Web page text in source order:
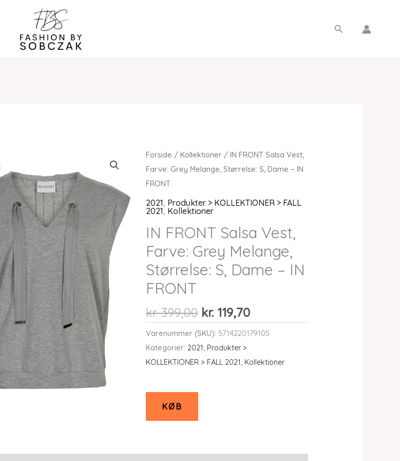
Søg
Forside /Kollektioner / IN FRONT Salsa Vest,
Farve: Grey Melange, Størrelse: S, Dame – IN
FRONT
2021, Produkter > KOLLEKTIONER > FALL
2021, Kollektioner
IN FRONT Salsa Vest,
Farve: Grey Melange,
Størrelse: S, Dame – IN
FRONT
kr.399,00 Den
oprindelige
pris
var:
kr. 399,00.
kr. 119,70Den
aktuelle
pris
er:
kr. 119,70.
Varenummer (SKU): 5714220179105
Kategorier: 2021, Produkter >
KOLLEKTIONER > FALL 2021, Kollektioner
KØB